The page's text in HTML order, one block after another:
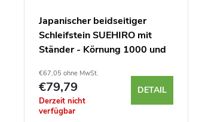
Japanischer beidseitiger
Schleifstein SUEHIRO mit
Ständer - Körnung 1000 und
€67,05 ohne MwSt.
€79,79
Derzeit nicht
verfügbar
DETAIL